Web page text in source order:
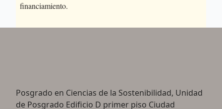
financiamiento.
Posgrado en Ciencias de la Sostenibilidad, Unidad
de Posgrado Edificio D primer piso Ciudad